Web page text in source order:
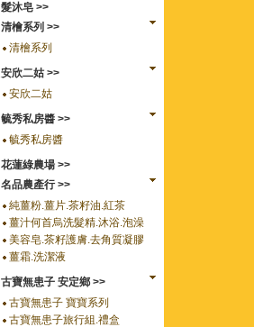
髮沐皂 >>
清檜系列 >>
清檜系列
安欣二姑 >>
安欣二姑
毓秀私房醬 >>
毓秀私房醬
花蓮綠農場 >>
名品農產行 >>
純薑粉.薑片.茶籽油.紅茶
薑汁何首烏洗髮精.沐浴.泡澡
美容皂.茶籽護膚.去角質凝膠
薑霜.洗潔液
古寶無患子 安定鄉 >>
古寶無患子 寶寶系列
古寶無患子旅行組.禮盒